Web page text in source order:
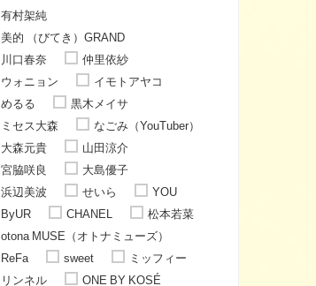
有村架純
美的 （びてき）GRAND
川口春奈
仲里依紗
ウォニョン
イモトアヤコ
めるる
黒木メイサ
ミセス大森
なごみ（YouTuber）
大森元貴
山田涼介
宮脇咲良
大島優子
浜辺美波
せいら
YOU
ByUR
CHANEL
松本若菜
otona MUSE（オトナミューズ）
ReFa
sweet
ミッフィー
リンネル
ONE BY KOSÉ